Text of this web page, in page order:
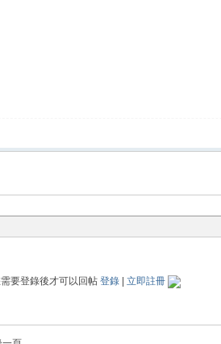
要登錄後才可以回帖 登錄 立即註冊